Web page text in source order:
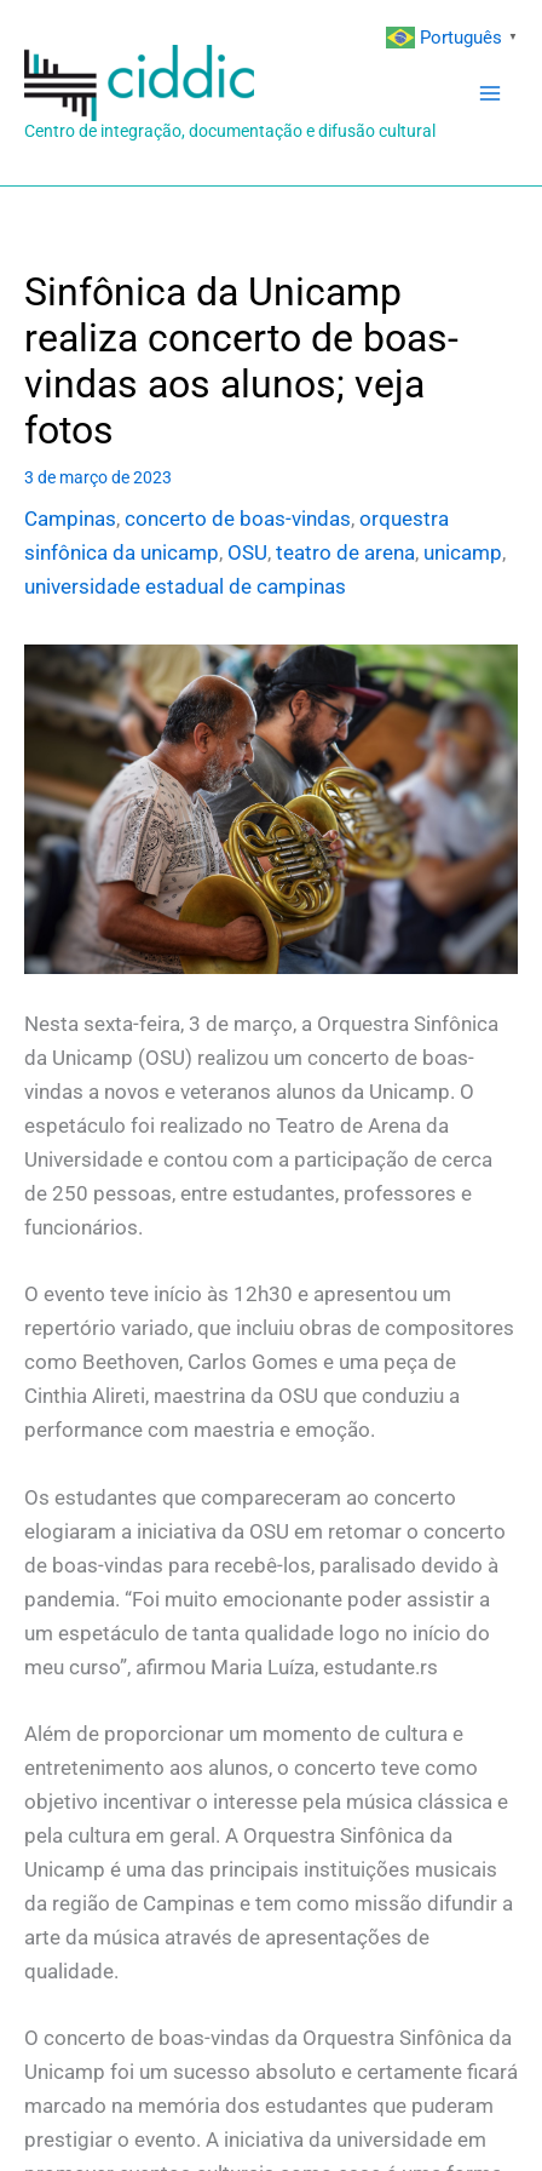
para
conteúdo
Centro de integração, documentação e difusão cultural
Sinfônica da Unicamp
realiza concerto de boas-
vindas aos alunos; veja
fotos
3 de março de 2023
Campinas, concerto de boas-vindas, orquestra
sinfônica da unicamp, OSU, teatro de arena, unicamp,
universidade estadual de campinas
Nesta sexta-feira, 3 de março, a Orquestra Sinfônica
da Unicamp (OSU) realizou um concerto de boas-
vindas a novos e veteranos alunos da Unicamp. O
espetáculo foi realizado no Teatro de Arena da
Universidade e contou com a participação de cerca
de 250 pessoas, entre estudantes, professores e
funcionários.
O evento teve início às 12h30 e apresentou um
repertório variado, que incluiu obras de compositores
como Beethoven, Carlos Gomes e uma peça de
Cinthia Alireti, maestrina da OSU que conduziu a
performance com maestria e emoção.
Os estudantes que compareceram ao concerto
elogiaram a iniciativa da OSU em retomar o concerto
de boas-vindas para recebê-los, paralisado devido à
pandemia. “Foi muito emocionante poder assistir a
um espetáculo de tanta qualidade logo no início do
meu curso”, afirmou Maria Luíza, estudante.rs
Além de proporcionar um momento de cultura e
entretenimento aos alunos, o concerto teve como
objetivo incentivar o interesse pela música clássica e
pela cultura em geral. A Orquestra Sinfônica da
Unicamp é uma das principais instituições musicais
da região de Campinas e tem como missão difundir a
arte da música através de apresentações de
qualidade.
O concerto de boas-vindas da Orquestra Sinfônica da
Unicamp foi um sucesso absoluto e certamente ficará
marcado na memória dos estudantes que puderam
prestigiar o evento. A iniciativa da universidade em
Português ▼